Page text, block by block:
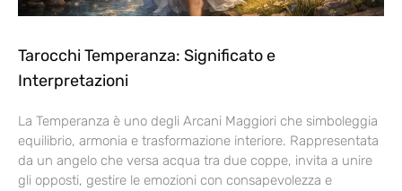
Tarocchi Temperanza: Significato e
Interpretazioni
La Temperanza è uno degli Arcani Maggiori che simboleggia
equilibrio, armonia e trasformazione interiore. Rappresentata
da un angelo che versa acqua tra due coppe, invita a unire
gli opposti, gestire le emozioni con consapevolezza e